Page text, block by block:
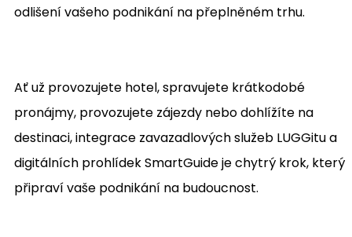
odlišení vašeho podnikání na přeplněném trhu.
Ať už provozujete hotel, spravujete krátkodobé
pronájmy, provozujete zájezdy nebo dohlížíte na
destinaci, integrace zavazadlových služeb LUGGitu a
digitálních prohlídek SmartGuide je chytrý krok, který
připraví vaše podnikání na budoucnost.